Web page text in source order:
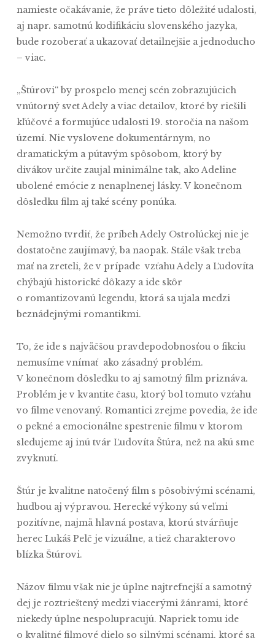
namieste očakávanie, že práve tieto dôležité udalosti,
aj napr. samotnú kodifikáciu slovenského jazyka,
bude rozoberať a ukazovať detailnejšie a jednoducho
– viac.
„Štúrovi“ by prospelo menej scén zobrazujúcich
vnútorný svet Adely a viac detailov, ktoré by riešili
kľúčové a formujúce udalosti 19. storočia na našom
území. Nie vyslovene dokumentárnym, no
dramatickým a pútavým spôsobom, ktorý by
divákov určite zaujal minimálne tak, ako Adeline
ubolené emócie z nenaplnenej lásky. V konečnom
dôsledku film aj také scény ponúka.
Nemožno tvrdiť, že príbeh Adely Ostrolúckej nie je
dostatočne zaujímavý, ba naopak. Stále však treba
mať na zreteli, že v prípade vzťahu Adely a Ľudovíta
chýbajú historické dôkazy a ide skôr
o romantizovanú legendu, ktorá sa ujala medzi
beznádejnými romantikmi.
To, že ide s najväčšou pravdepodobnosťou o fikciu
nemusíme vnímať ako zásadný problém.
V konečnom dôsledku to aj samotný film priznáva.
Problém je v kvantite času, ktorý bol tomuto vzťahu
vo filme venovaný. Romantici zrejme povedia, že ide
o pekné a emocionálne spestrenie filmu v ktorom
sledujeme aj inú tvár Ľudovíta Štúra, než na akú sme
zvyknutí.
Štúr je kvalitne natočený film s pôsobivými scénami,
hudbou aj výpravou. Herecké výkony sú veľmi
pozitívne, najmä hlavná postava, ktorú stvárňuje
herec Lukáš Pelč je vizuálne, a tiež charakterovo
blízka Štúrovi.
Názov filmu však nie je úplne najtrefnejší a samotný
dej je roztrieštený medzi viacerými žánrami, ktoré
niekedy úplne nespolupracujú. Napriek tomu ide
o kvalitné filmové dielo so silnými scénami, ktoré sa